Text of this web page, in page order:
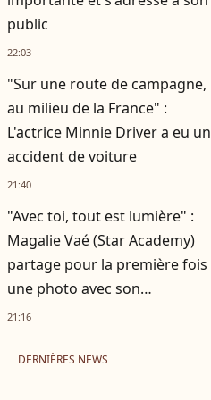
public
22:03
"Sur une route de campagne,
au milieu de la France" :
L'actrice Minnie Driver a eu un
accident de voiture
21:40
"Avec toi, tout est lumière" :
Magalie Vaé (Star Academy)
partage pour la première fois
une photo avec son
compagnon
21:16
DERNIÈRES NEWS